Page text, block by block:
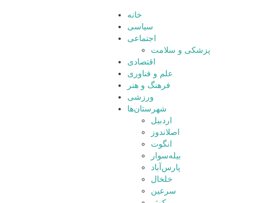
خانه
سیاسی
اجتماعی
پزشکی و سلامت
اقتصادی
علم و فناوری
فرهنگ و هنر
ورزشی
شهرستان‌ها
اردبیل
اصلاندوز
انگوت
بیله‌سوار
پارس‌آباد
خلخال
سرعین